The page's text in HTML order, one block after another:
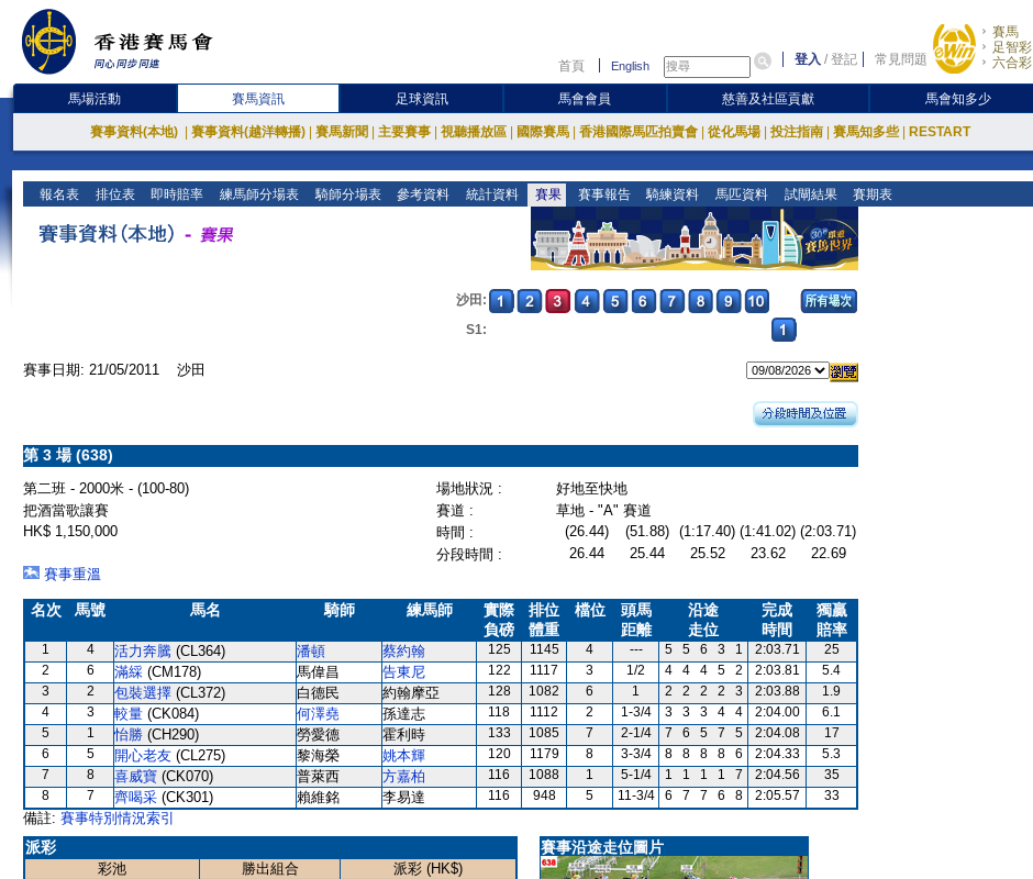
首頁 English 登入 /登記 常見問題
賽馬
足智彩
六合彩
馬場活動 賽馬資訊 足球資訊 馬會會員 慈善及社區貢獻 馬會知多少
賽事資料(本地) 賽事資料(越洋轉播) 賽馬新聞 主要賽事 視聽播放區 國際賽馬 香港國際馬匹拍賣會 從化馬場 投注指南 賽馬知多些 RESTART
報名表 排位表 即時賠率 練馬師分場表 騎師分場表 參考資料 統計資料 賽果 賽事報告 騎練資料 馬匹資料 試閘結果 賽期表
沙田:
S1:
賽事日期: 21/05/2011 沙田
第 3 場 (638)
第二班 - 2000米 - (100-80) 場地狀況 :
好地至快地
把酒當歌讓賽
賽道 :
草地 - "A" 賽道
HK$ 1,150,000
時間 : (26.44) (51.88) (1:17.40) (1:41.02) (2:03.71)
分段時間 :
26.44 25.44 25.52 23.62
22.69
賽事重溫
名次 馬號 馬名 騎師 練馬師
實際
負磅
排位
體重
檔位
頭馬
距離
沿途
走位
完成
時間
獨贏
賠率
1 4 活力奔騰 (CL364) 潘頓 蔡約翰 125 1145 4 --- 5 5 6 3 1 2:03.71
25
2
6 滿綵 (CM178) 馬偉昌 告東尼 122 1117 3 1/2 4 4 4 5 2 2:03.81
5.4
3
2 包裝選擇 (CL372) 白德民 約翰摩亞 128 1082 6 1 2 2 2 2 3 2:03.88
1.9
4
3 較量 (CK084) 何澤堯 孫達志 118 1112 2 1-3/4 3 3 3 4 4 2:04.00
6.1
5
1 怡勝 (CH290) 勞愛德 霍利時 133 1085 7 2-1/4 7 6 5 7 5 2:04.08
17
6
5 開心老友 (CL275) 黎海榮 姚本輝 120 1179 8 3-3/4 8 8 8 8 6 2:04.33
5.3
7
8 喜威寶 (CK070) 普萊西 方嘉柏 116 1088 1 5-1/4 1 1 1 1 7 2:04.56
35
8
7 齊喝采 (CK301) 賴維銘 李易達 116 948 5 11-3/4 6 7 7 6 8 2:05.57 33
備註: 賽事特別情況索引
派彩
彩池 勝出組合
派彩 (HK$)
賽事沿途走位圖片